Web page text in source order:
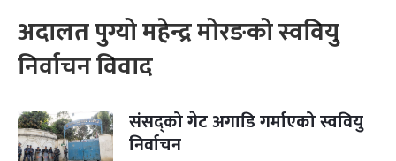
अदालत पुग्यो महेन्द्र मोरङको स्ववियु
निर्वाचन विवाद
संसद्को गेट अगाडि गर्माएको स्ववियु
निर्वाचन